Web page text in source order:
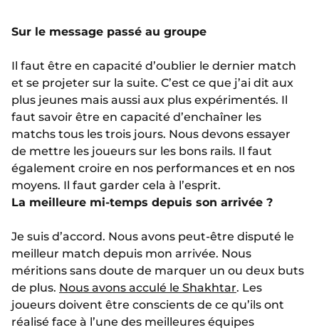
Sur le message passé au groupe
Il faut être en capacité d’oublier le dernier match
et se projeter sur la suite. C’est ce que j’ai dit aux
plus jeunes mais aussi aux plus expérimentés. Il
faut savoir être en capacité d’enchaîner les
matchs tous les trois jours. Nous devons essayer
de mettre les joueurs sur les bons rails. Il faut
également croire en nos performances et en nos
moyens. Il faut garder cela à l’esprit.
La meilleure mi-temps depuis son arrivée ?
Je suis d’accord. Nous avons peut-être disputé le
meilleur match depuis mon arrivée. Nous
méritions sans doute de marquer un ou deux buts
de plus. Nous avons acculé le Shakhtar. Les
joueurs doivent être conscients de ce qu’ils ont
réalisé face à l’une des meilleures équipes